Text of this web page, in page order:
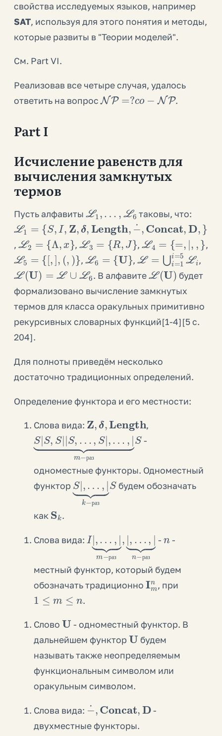
свойства исследуемых языков, например
SAT, используя для этого понятия и методы,
которые развиты в "Теории моделей".
См. Part VI.
Реализовав все четыре случая, удалось
ответить на вопрос
NP= co NP
.
Part I
Исчисление равенств для
вычисления замкнутых
термов
Пусть алфавиты
L1
таковы, что:
L1
{S δ,Length ,
−˙, Concat, D,}
,
L2 Λ,x}
,
L3 ,J}
,
L4 ,| }
,
L5 = ],( , )}
,
L6 U}
,
L= ⋃ = 1i=5 Li
,
L(U)= L∪L6
. В алфавите
L(U)
будет
формализовано вычисление замкнутых
термов для класса оракульных примитивно
рекурсивных словарных функций[1-4][5 с.
204].
Для полноты приведём несколько
достаточно традиционных определений.
Определение функтора и его местности:
Слова вида:
Z, δ, Length
,
р аз
S| S S|| S, S |,…
⏟m− разS
-
одноместные функторы. Одноместный
функтор
р аз
S| ,
⏟k раз S
будем обозначать
как
S
.
Слова вида:
I|,
⏟m раз ,
⏟n раз
- -
местный функтор, который будем
обозначать традиционно
Im n
, при
1 m
.
Слово
U
- одноместный функтор. В
дальнейшем функтор
U
будем
называть также неопределяемым
функциональным символом или
оракульным символом.
Слова вида:
− Concat, D
-
двухместные функторы.